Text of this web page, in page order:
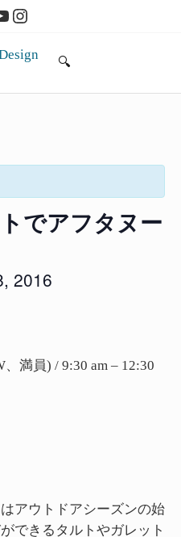
Instagram
Kitchen
Search...
🔍
でアフタヌー
2016
満員) / 9:30 am – 12:30
アウトドアシーズンの始
できるタルトやガレット